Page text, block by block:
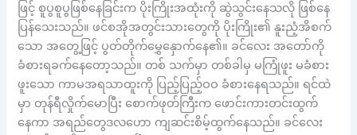
ဖြင့် စူပွစူပွဖြစ်နေခြင်းက ပိုးကြိုးအထုံးကို ဆွဲသွင်းနေသလို ဖြစ်နေ
ပြန်သေးသည်။ ဖင်စအိုအတွင်းသားတွေကို ပိုးကြိုး၏ နူးညံ့အိစက်
သော အတွေ့ဖြင့် ပွတ်တိုက်မွှေနှောက်နေ၏။ ခင်လေး အတော်ကို
ခံစားရခက်နေတော့သည်။ တစ် သက်မှာ တစ်ခါမှ မကြုံဖူး မခံစား
ဖူးသော ကာမအရသာထူးကို ပြည့်ပြည့်ဝဝ ခံစားနေရသည်။ ရင်ထဲ
မှာ တုန်ရီလှိုက်မောပြီး စောက်ဖုတ်ကြီးက ဖောင်းကားတင်းထွက်
နေကာ အရည်တွေဒလဟော ကျဆင်းစိမ့်ထွက်နေသည်။ ခင်လေး